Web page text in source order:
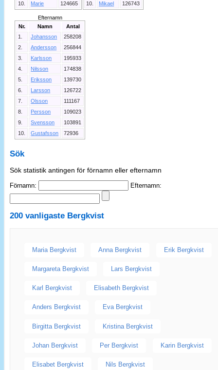
10.
Marie 124665
10.
Mikael 126743
Efternamn
Nr.
Namn
Antal
1.
Johansson
258208
2.
Andersson
256844
3.
Karlsson
195933
4.
Nilsson
174838
5.
Eriksson
139730
6.
Larsson
126722
7.
Olsson
111167
8.
Persson
109023
9.
Svensson
103891
10.
Gustafsson 72936
Sök
Sök statistik antingen för förnamn eller efternamn
Förnamn: Efternamn:
200 vanligaste Bergkvist
Maria Bergkvist Anna Bergkvist Erik Bergkvist
Margareta Bergkvist Lars Bergkvist
Karl Bergkvist Elisabeth Bergkvist
Anders Bergkvist Eva Bergkvist
Birgitta Bergkvist Kristina Bergkvist
Johan Bergkvist Per Bergkvist Karin Bergkvist
Elisabet Bergkvist Nils Bergkvist